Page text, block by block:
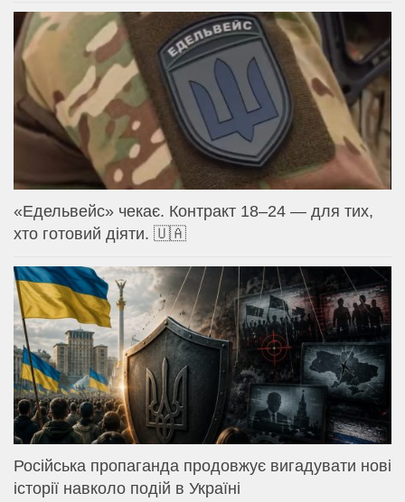
«Едельвейс» чекає. Контракт 18–24 — для тих,
хто готовий діяти. 🇺🇦
Російська пропаганда продовжує вигадувати нові
історії навколо подій в Україні